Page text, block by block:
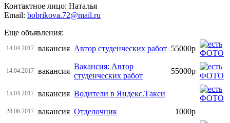
Контактное лицо: Наталья
Email: bobrikova.72@mail.ru
Еще объявления:
14.04.2017 вакансия Автор студенческих работ 55000р
14.04.2017 вакансия
Вакансия: Автор
студенческих работ
55000р
15.04.2017 вакансия Водители в Яндекс.Такси
28.06.2017 вакансия Отделочник 1000р